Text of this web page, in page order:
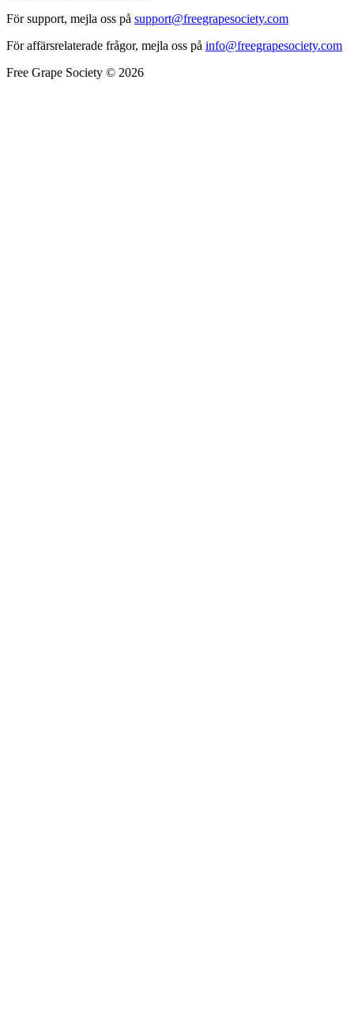
För support, mejla oss på support@freegrapesociety.com
För affärsrelaterade frågor, mejla oss på info@freegrapesociety.com
Free Grape Society © 2026